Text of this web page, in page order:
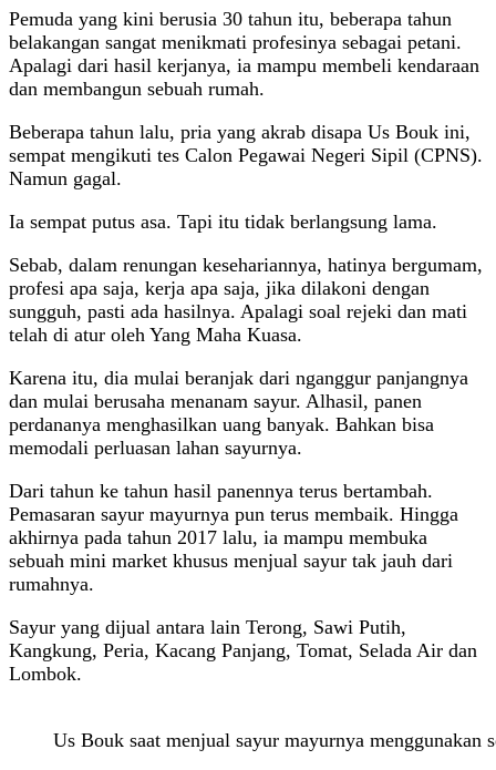
Pemuda yang kini berusia 30 tahun itu, beberapa tahun
belakangan sangat menikmati profesinya sebagai petani.
Apalagi dari hasil kerjanya, ia mampu membeli kendaraan
dan membangun sebuah rumah.
Beberapa tahun lalu, pria yang akrab disapa Us Bouk ini,
sempat mengikuti tes Calon Pegawai Negeri Sipil (CPNS).
Namun gagal.
Ia sempat putus asa. Tapi itu tidak berlangsung lama.
Sebab, dalam renungan kesehariannya, hatinya bergumam,
profesi apa saja, kerja apa saja, jika dilakoni dengan
sungguh, pasti ada hasilnya. Apalagi soal rejeki dan mati
telah di atur oleh Yang Maha Kuasa.
Karena itu, dia mulai beranjak dari nganggur panjangnya
dan mulai berusaha menanam sayur. Alhasil, panen
perdananya menghasilkan uang banyak. Bahkan bisa
memodali perluasan lahan sayurnya.
Dari tahun ke tahun hasil panennya terus bertambah.
Pemasaran sayur mayurnya pun terus membaik. Hingga
akhirnya pada tahun 2017 lalu, ia mampu membuka
sebuah mini market khusus menjual sayur tak jauh dari
rumahnya.
Sayur yang dijual antara lain Terong, Sawi Putih,
Kangkung, Peria, Kacang Panjang, Tomat, Selada Air dan
Lombok.
Us Bouk saat menjual sayur mayurnya menggunakan